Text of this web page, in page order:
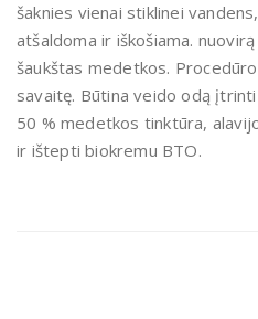
šaknies vienai stiklinei
atšaldoma ir iškošiama.
šaukštas medetkos.
savaitę. Būtina veido odą
50 % medetkos tinktūra,
ir ištepti biokremu BTO.